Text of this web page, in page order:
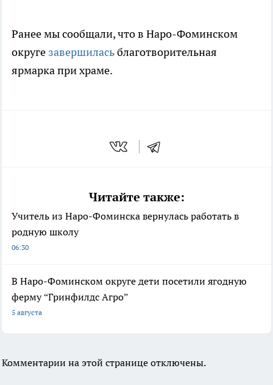
Ранее мы сообщали, что в Наро-Фоминском
округе завершиласьблаготворительная
ярмарка при храме.
Читайте также:
Учитель из Наро-Фоминска вернулась работать в
родную школу
06:30
В Наро-Фоминском округе дети посетили ягодную
ферму “Гринфилдс Агро”
5 августа
Комментарии на этой странице отключены.